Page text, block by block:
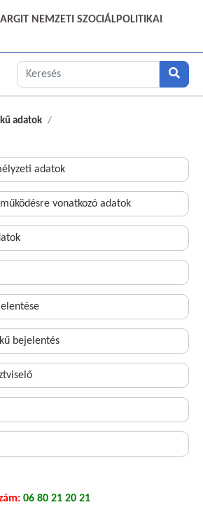
NEMZETI SZOCIÁLPOLITIKAI
adatok
adatok
vonatkozó adatok
bejelentés
06 80 21 20 21